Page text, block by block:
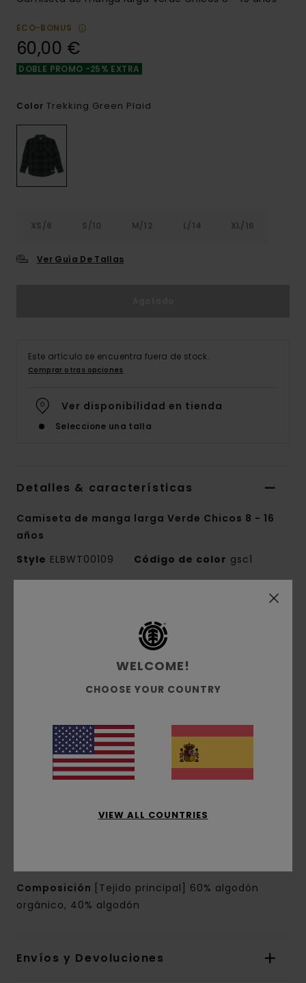
ECO-BONUS
60,00 €
DOBLE PROMO -25% EXTRA
Color Trekking Green Plaid
XS/8 S/10 M/12 L/14 XL/16
Ver Guía De Tallas
Este artículo se encuentra fuera de stock.
Comprar otras opciones
Ver disponibilidad en tienda
Seleccione una talla
Detalles & características
Camiseta de manga larga Verde Chicos 8 - 16
años
Style ELBWT00109 Código de color gsc1
colección Mainline
tejido a cuadros teñidos en hilo de
60% algodón orgánico con 40% algodón regular
Bolsillos:bolsillos de parche en el pecho
Cierre:solapa de botones en la parte frontal
Marca:etiqueta Skateboard Co en la parte
Otras características:pliegues en la parte
Composición
[Tejido principal] 60% algodón
orgánico, 40% algodón
Envíos y Devoluciones
WELCOME!
CHOOSE YOUR COUNTRY
VIEW ALL COUNTRIES